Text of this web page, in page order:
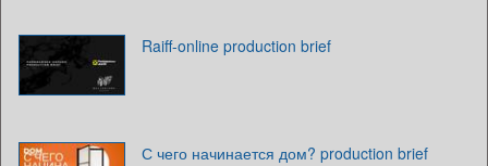
Raiff-online production brief
С чего начинается дом? production brief